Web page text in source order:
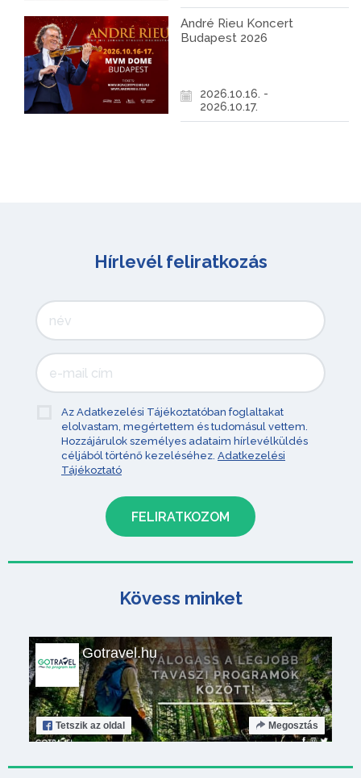
André Rieu Koncert
Budapest 2026
2026.10.16. -
2026.10.17.
Hírlevél feliratkozás
Az Adatkezelési Tájékoztatóban foglaltakat
elolvastam, megértettem és tudomásul vettem.
Hozzájárulok személyes adataim hírlevélküldés
céljából történő kezeléséhez. Adatkezelési
Tájékoztató
Kövess minket
Gotravel.hu
Tetszik az oldal Megosztás